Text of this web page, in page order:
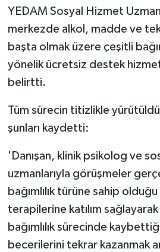
YEDAM Sosyal Hizmet
merkezde alkol, madde ve
başta olmak üzere çeşitli
yönelik ücretsiz destek
belirtti.
Tüm sürecin titizlikle
şunları kaydetti:
'Danışan, klinik psikolog ve
uzmanlarıyla görüşmeler
bağımlılık türüne sahip
terapilerine katılım sağlayarak
bağımlılık sürecinde
becerilerini tekrar kazanmak